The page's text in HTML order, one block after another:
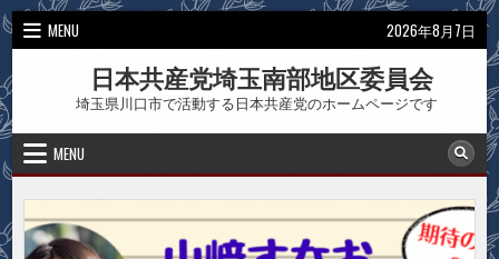
Skip
MENU 2026年8月7日
日本共産党埼玉南部地区委員会
埼玉県川口市で活動する日本共産党のホームページです
MENU